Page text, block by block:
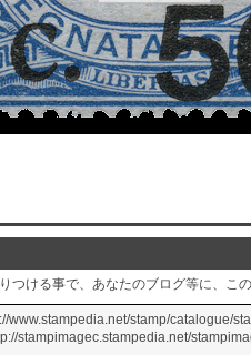
つける事で、あなたのブログ等に、こ